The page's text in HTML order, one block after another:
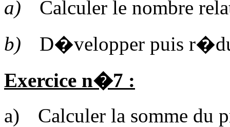
a)
Calculer le nombre
b)
D�velopper puis
Exercice n�7 :
a)
Calculer la somme